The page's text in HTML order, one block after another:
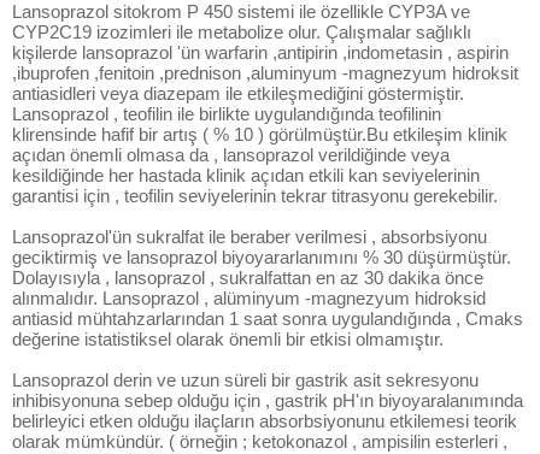
Lansoprazol sitokrom P 450 sistemi ile özellikle CYP3A ve
CYP2C19 izozimleri ile metabolize olur. Çalışmalar sağlıklı
kişilerde lansoprazol 'ün warfarin ,antipirin ,indometasin , aspirin
,ibuprofen ,fenitoin ,prednison ,aluminyum -magnezyum hidroksit
antiasidleri veya diazepam ile etkileşmediğini göstermiştir.
Lansoprazol , teofilin ile birlikte uygulandığında teofilinin
klirensinde hafif bir artış ( % 10 ) görülmüştür.Bu etkileşim klinik
açıdan önemli olmasa da , lansoprazol verildiğinde veya
kesildiğinde her hastada klinik açıdan etkili kan seviyelerinin
garantisi için , teofilin seviyelerinin tekrar titrasyonu gerekebilir.
Lansoprazol'ün sukralfat ile beraber verilmesi , absorbsiyonu
geciktirmiş ve lansoprazol biyoyararlanımını % 30 düşürmüştür.
Dolayısıyla , lansoprazol , sukralfattan en az 30 dakika önce
alınmalıdır. Lansoprazol , alüminyum -magnezyum hidroksid
antiasid mühtahzarlarından 1 saat sonra uygulandığında , Cmaks
değerine istatistiksel olarak önemli bir etkisi olmamıştır.
Lansoprazol derin ve uzun süreli bir gastrik asit sekresyonu
inhibisyonuna sebep olduğu için , gastrik pH'ın biyoyaralanımında
belirleyici etken olduğu ilaçların absorbsiyonunu etkilemesi teorik
olarak mümkündür. ( örneğin ; ketokonazol , ampisilin esterleri ,